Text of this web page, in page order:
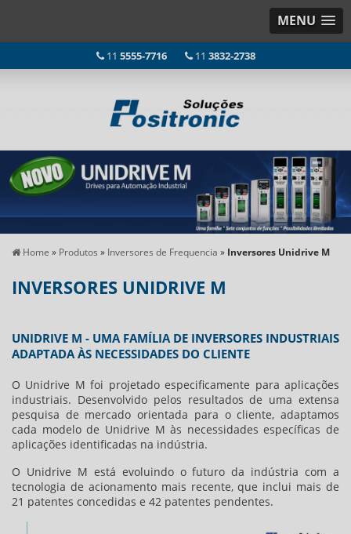
MENU
11 5555-7716 11 3832-2738
Home » Produtos » Inversores de Frequencia » Inversores Unidrive M
INVERSORES UNIDRIVE M
UNIDRIVE M - UMA FAMÍLIA DE INVERSORES INDUSTRIAIS
ADAPTADA ÀS NECESSIDADES DO CLIENTE
O Unidrive M foi projetado especificamente para aplicações
industriais. Desenvolvido pelos resultados de uma extensa
pesquisa de mercado orientada para o cliente, adaptamos
cada modelo de Unidrive M às necessidades específicas de
aplicações identificadas na indústria.
O Unidrive M está evoluindo o futuro da indústria com a
tecnologia de acionamento mais recente, que inclui mais de
21 patentes concedidas e 42 patentes pendentes.